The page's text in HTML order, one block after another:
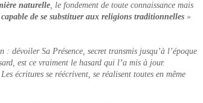
naturelle, le fondement de toute connaissance mais
de se substituer aux religions traditionnelles »
dévoiler Sa Présence, secret transmis jusqu’à l’époque
est ce vraiment le hasard qui l’a mis à jour.
écritures se réécrivent, se réalisent toutes en même